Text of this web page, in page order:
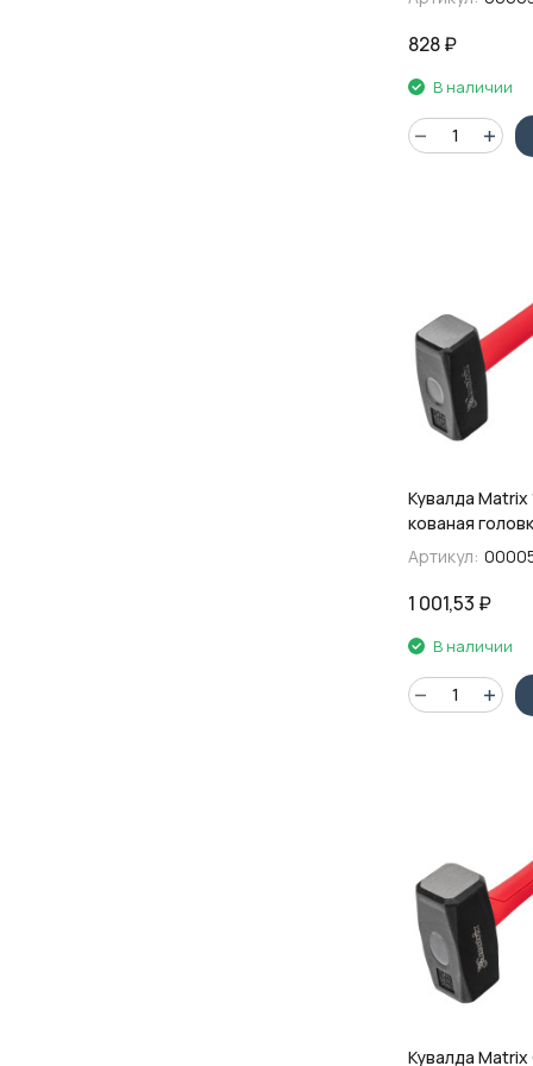
рукоятка
828 ₽
В наличии
Кувалда Matrix
кованая
рукоятка
Артикул:
1 001,53 ₽
В наличии
Кувалда Matrix